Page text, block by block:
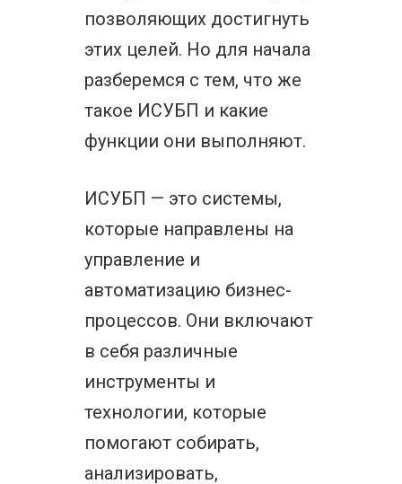
позволяющих достигнуть
этих целей. Но для начала
разберемся с тем, что же
такое ИСУБП и какие
функции они выполняют.
ИСУБП — это системы,
которые направлены на
управление и
автоматизацию бизнес-
процессов. Они включают
в себя различные
инструменты и
технологии, которые
помогают собирать,
анализировать,